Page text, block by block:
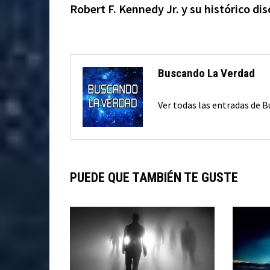
de
anterior:
Robert F. Kennedy Jr. y su histórico
Buscando La Verdad
Ver todas las entradas de
PUEDE QUE TAMBIÉN TE GUSTE